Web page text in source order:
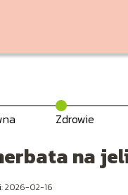
Zdrowie
na
2026-02-16